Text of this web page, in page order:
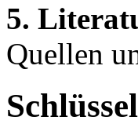
5.
Quellen